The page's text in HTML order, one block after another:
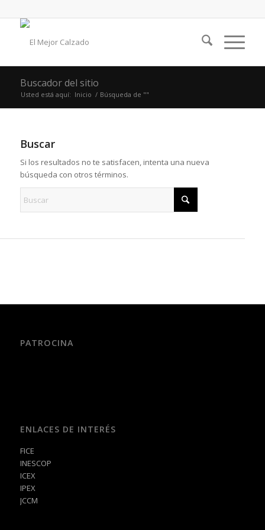
Buscador del sitio
Usted está aquí: Inicio / Búsqueda de ""
Buscar
Si los resultados no te satisfacen, intenta una nueva
búsqueda con otros términos.
PATROCINA
ENLACES DE INTERÉS
FICE
INESCOP
ICEX
IPEX
JCCM